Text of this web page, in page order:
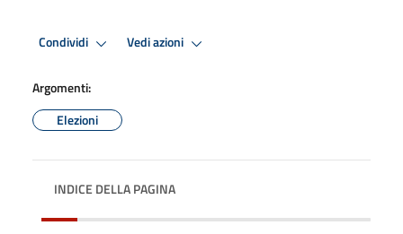
Condividi Vedi azioni
Argomenti:
Elezioni
INDICE DELLA PAGINA